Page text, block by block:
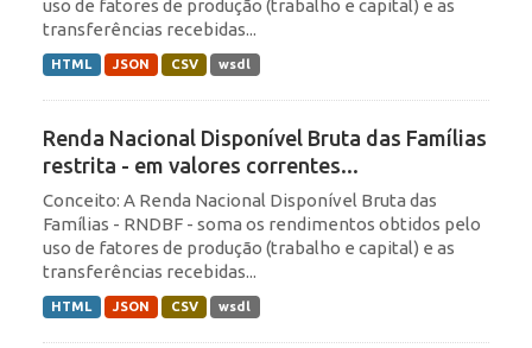
uso de fatores de produção (trabalho e capital) e as
transferências recebidas...
HTML JSON CSV wsdl
Renda Nacional Disponível Bruta das Famílias
restrita - em valores correntes...
Conceito: A Renda Nacional Disponível Bruta das
Famílias - RNDBF - soma os rendimentos obtidos pelo
uso de fatores de produção (trabalho e capital) e as
transferências recebidas...
HTML JSON CSV wsdl